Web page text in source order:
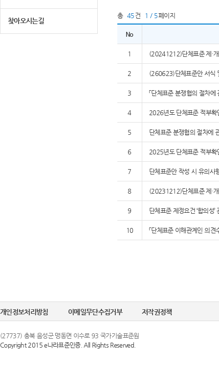
찾아오시는길
총 45 건 1 / 5페이지
No
1 (20241212)단체표준 제·
2 (260623)단체표준안 서식
3 「단체표준 분쟁협의 절차에
4 2026년도 단체표준 적부확
5 단체표준 분쟁협의 절차에
6 2025년도 단체표준 적부확
7 단체표준안 작성 시 유의사
8 (20231212)단체표준 제·
9 단체표준 제정요건 ‘합의성
10 「단체표준 이해관계인 의
개인정보처리방침 이메일무단수집거부 저작권정책
(27737) 충북 음성군 맹동면 이수로 93 국가기술표준원
Copyright 2015 e나라표준인증. All Rights Reserved.